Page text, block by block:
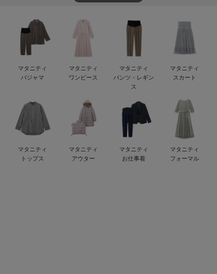
快適機能ウェア特集 トップス
快適機能ウェア特集 ボトムス
快適機能ウェア特集 パジャマ
安心の日本製。先輩ママが買ってよかった！本当に必要な出産準備品
ハレの日に着るANGELIEBEのセレモニー
買って正解！高評価レビューアイテム
何枚あっても嬉しい
長く使えるアイテム
お部屋映えアイテム
マタニティ
パジャマ
マタニティ
ワンピース
マタニティ
パンツ・レギン
ス
マタニティ
スカート
マタニティ
トップス
マタニティ
アウター
マタニティ
お仕事着
マタニティ
フォーマル